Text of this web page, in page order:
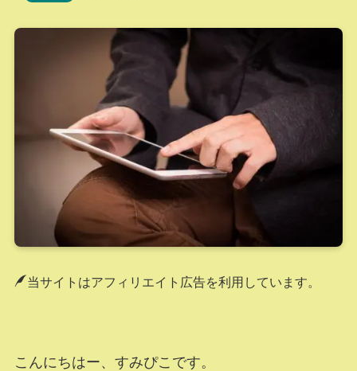
当サイトはアフィリエイト広告を利用しています。
こんにちはー、すみぴこです。